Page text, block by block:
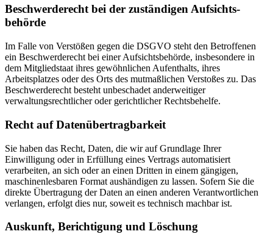
Beschwerde­recht bei der zuständigen Aufsichts­
behörde
Im Falle von Verstößen gegen die DSGVO steht den Betroffenen
ein Beschwerderecht bei einer Aufsichtsbehörde, insbesondere in
dem Mitgliedstaat ihres gewöhnlichen Aufenthalts, ihres
Arbeitsplatzes oder des Orts des mutmaßlichen Verstoßes zu. Das
Beschwerderecht besteht unbeschadet anderweitiger
verwaltungsrechtlicher oder gerichtlicher Rechtsbehelfe.
Recht auf Daten­übertrag­barkeit
Sie haben das Recht, Daten, die wir auf Grundlage Ihrer
Einwilligung oder in Erfüllung eines Vertrags automatisiert
verarbeiten, an sich oder an einen Dritten in einem gängigen,
maschinenlesbaren Format aushändigen zu lassen. Sofern Sie die
direkte Übertragung der Daten an einen anderen Verantwortlichen
verlangen, erfolgt dies nur, soweit es technisch machbar ist.
Auskunft, Berichtigung und Löschung